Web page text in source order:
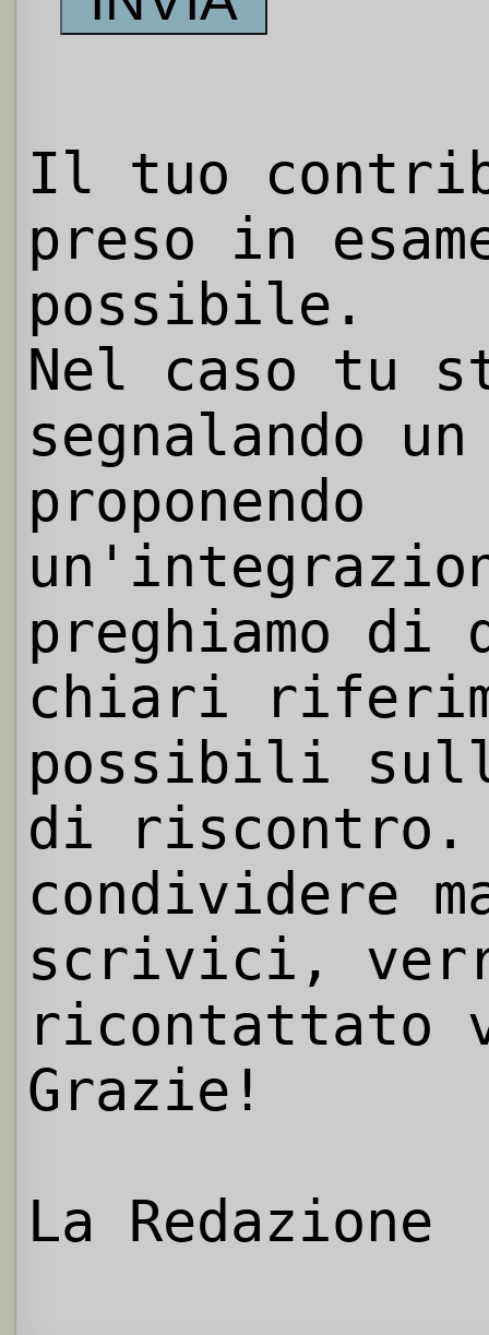
Il tuo
preso in
possibile.
Nel caso tu
segnalando
proponendo
preghiamo
chiari
possibili
di riscontro.
condividere
scrivici,
ricontattato
Grazie!
La Redazione